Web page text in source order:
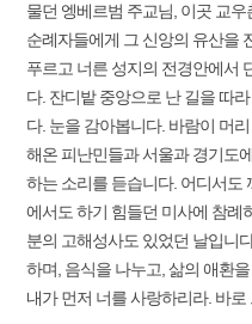
물던 엥베르범 주교님, 이곳 교
순례자들에게 그 신앙의 유산을
푸르고 너른 성지의 전경안에서
다. 잔디밭 중앙으로 난 길을 따
다. 눈을 감아봅니다. 바람이 머
해온 피난민들과 서울과 경기도
하는 소리를 듣습니다. 어디서도
에서도 하기 힘들던 미사에 참례
분의 고해성사도 있었던 날입니
하며, 음식을 나누고, 삶의 애환
내가 먼저 너를 사랑하리라. 바